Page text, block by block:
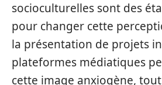
socioculturelles sont des
pour changer cette
la présentation de projets
plateformes médiatiques
cette image anxiogène,